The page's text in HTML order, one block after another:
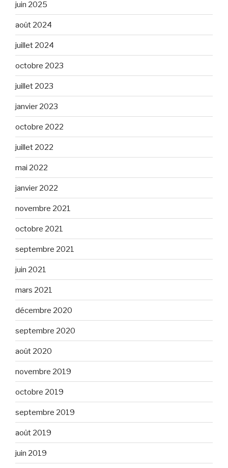
juin 2025
août 2024
juillet 2024
octobre 2023
juillet 2023
janvier 2023
octobre 2022
juillet 2022
mai 2022
janvier 2022
novembre 2021
octobre 2021
septembre 2021
juin 2021
mars 2021
décembre 2020
septembre 2020
août 2020
novembre 2019
octobre 2019
septembre 2019
août 2019
juin 2019